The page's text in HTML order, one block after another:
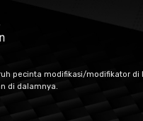
pecinta modifikasi/modifikator di
di dalamnya.